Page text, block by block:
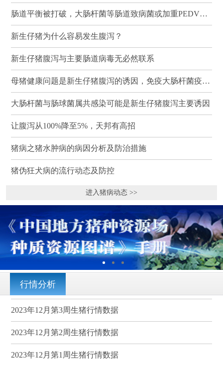
肠道平衡被打破，大肠杆菌等肠道致病菌或加重PEDV感染
新生仔猪为什么容易发生腹泻？
新生仔猪腹泻与主要肠道病毒无必然联系
母猪健康问题是新生仔猪腹泻的诱因，免疫大肠杆菌疫苗可有效降低其发病率和死亡率
大肠杆菌与肠球菌属共感染可能是新生仔猪腹泻主要诱因
让腹泻从100%降至5%，天邦有高招
猪病之猪水肿病的病因分析及防治措施
猪伪狂犬病的流行动态及防控
进入猪病动态 >>
行情分析
2023年12月第3周生猪行情数据
2023年12月第2周生猪行情数据
2023年12月第1周生猪行情数据